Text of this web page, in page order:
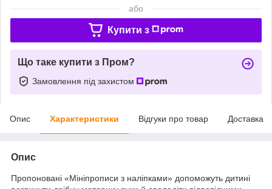
або
Купити з
Що таке купити з Пром?
Замовлення під захистом
Опис Характеристики Відгуки про товар Доставка
Опис
Пропоновані «Мініпрописи з наліпками» допоможуть дитині